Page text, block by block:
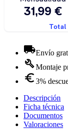
Envío
Montaje
3%
Descripción
Ficha técnica
Documentos
Valoraciones